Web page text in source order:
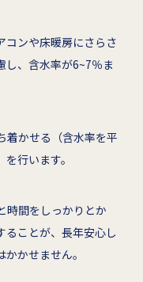
コンや床暖房にさらさ
し、含水率が6~7％ま
着かせる（含水率を平
行います。
間をしっかりとか
ることが、長年安心し
かせません。